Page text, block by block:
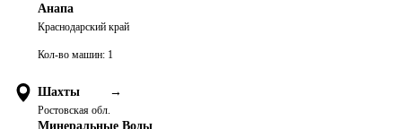
Анапа
Краснодарский край
Кол-во машин: 1
Шахты →
Ростовская обл.
Минеральные Воды